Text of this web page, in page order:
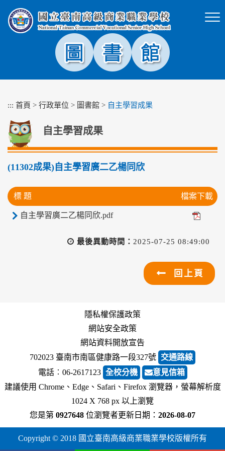
塊
::: 首頁 > 行政單位 > 圖書館 > 自主學習成果
自主學習成果
(11302成果)自主學習廣二乙楊同欣
標 題 檔案下載
自主學習廣二乙楊同欣.pdf
最後異動時間： 2025-07-25 08:49:00
回上頁
隱私權保護政策
網站安全政策
網站資料開放宣告
702023 臺南市南區健康路一段327號 交通路線
電話︰06-2617123 全校分機
意見信箱
建議使用 Chrome、Edge、Safari、Firefox 瀏覽器，螢幕解析度
1024 X 768 px 以上瀏覽
您是第 0927648 位瀏覽者更新日期： 2026-08-07
Copyright © 2018 國立臺南高級商業職業學校版權所有